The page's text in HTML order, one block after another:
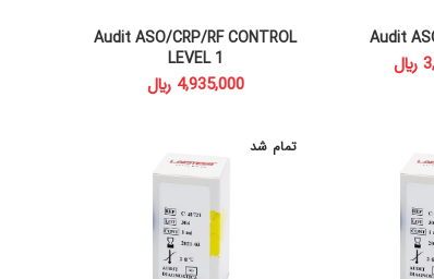
ADD
Audit
﷼
READ MORE
Audit ASO/CRP/RF CONTROL
LEVEL 1
﷼
تمام شد